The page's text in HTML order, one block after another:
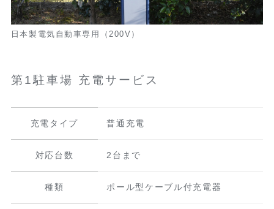
日本製電気自動車専用（200V）
第1駐車場 充電サービス
充電タイプ 普通充電
対応台数 2台まで
種類 ポール型ケーブル付充電器